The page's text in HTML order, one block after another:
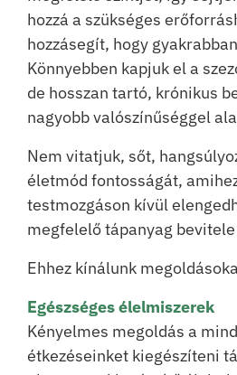
hozzá a szükséges
hozzásegít, hogy
Könnyebben kapjuk el a
de hosszan tartó, krónikus
nagyobb valószínűséggel
Nem vitatjuk, sőt,
életmód fontosságát,
testmozgáson kívül
megfelelő tápanyag
Ehhez kínálunk
Egészséges élelmiszerek
Kényelmes megoldás a
étkezéseinket kiegészíteni